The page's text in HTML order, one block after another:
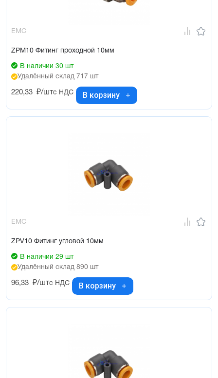
EMC
ZPM10 Фитинг проходной 10мм
В наличии 30 шт
Удалённый склад 717 шт
220,33 ₽/штс НДС В корзину
EMC
ZPV10 Фитинг угловой 10мм
В наличии 29 шт
Удалённый склад 890 шт
96,33 ₽/штс НДС В корзину